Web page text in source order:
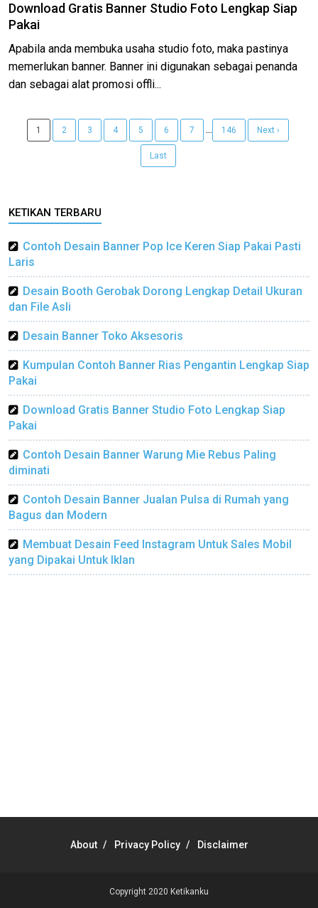
Download Gratis Banner Studio Foto Lengkap Siap
Pakai
Apabila anda membuka usaha studio foto, maka pastinya
memerlukan banner. Banner ini digunakan sebagai penanda
dan sebagai alat promosi offli...
1 2 3 4 5 6 7 ... 146 Next ›
Last
KETIKAN TERBARU
Contoh Desain Banner Pop Ice Keren Siap Pakai Pasti
Laris
Desain Booth Gerobak Dorong Lengkap Detail Ukuran
dan File Asli
Desain Banner Toko Aksesoris
Kumpulan Contoh Banner Rias Pengantin Lengkap Siap
Pakai
Download Gratis Banner Studio Foto Lengkap Siap
Pakai
Contoh Desain Banner Warung Mie Rebus Paling
diminati
Contoh Desain Banner Jualan Pulsa di Rumah yang
Bagus dan Modern
Membuat Desain Feed Instagram Untuk Sales Mobil
yang Dipakai Untuk Iklan
About Privacy Policy Disclaimer
Copyright 2020 Ketikanku